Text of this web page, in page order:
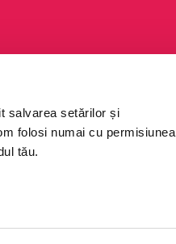
salvarea setărilor și
folosi numai cu permisiunea
tău.